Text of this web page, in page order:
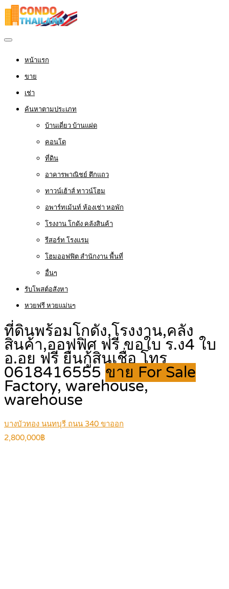
หน้าแรก
ขาย
เช่า
ค้นหาตามประเภท
บ้านเดี่ยว บ้านแฝด
คอนโด
ที่ดิน
อาคารพาณิชย์ ตึกแถว
ทาวน์เฮ้าส์ ทาวน์โฮม
อพาร์ทเม้นท์ ห้องเช่า หอพัก
โรงงาน โกดัง คลังสินค้า
รีสอร์ท โรงแรม
โฮมออฟฟิต สำนักงาน พื้นที่
อื่นๆ
รับโพสต์อสังหา
หวยฟรี หวยแม่นๆ
ที่ดินพร้อมโกดัง,โรงงาน,คลัง
สินค้า,ออฟฟิศ ฟรี ขอใบ ร.ง4 ใบ
อ.อย ฟรี ยื่นกู้สินเชื่อ โทร
0618416555 ขาย For Sale
Factory, warehouse,
warehouse
บางบัวทอง นนทบุรี ถนน 340 ขาออก
2,800,000฿